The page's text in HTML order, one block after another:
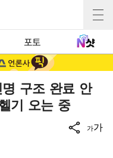
포토
구조 완료 안
기 오는 중
가가